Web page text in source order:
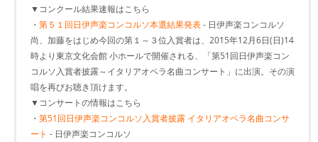
▼コンクール結果速報はこちら
・ 第５１回日伊声楽コンコルソ本選結果発表- 日伊声楽コンコルソ
尚、加藤をはじめ今回の第１～３位入賞者は、2015年12月6日(日)14
時より東京文化会館 小ホールで開催される、「第51回日伊声楽コン
コルソ入賞者披露～イタリアオペラ名曲コンサート」に出演。その演
唱を再びお聴き頂けます。
▼コンサートの情報はこちら
・ 第51回日伊声楽コンコルソ入賞者披露 イタリアオペラ名曲コンサ
ート - 日伊声楽コンコルソ